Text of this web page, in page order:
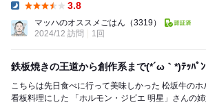
3.8
マッハのオススメごはん （3319）
2024/12 訪問
1回
鉄板焼きの王道から創作系まで(*´ω｀*)ﾃｯﾊﾟﾝ
こちらは先日食べに行って美味しかった 松坂牛のホルモンの鉄板焼きを
看板料理にした 「ホルモン・ジビエ 明星」さんの姉妹店 ここも行ってみ